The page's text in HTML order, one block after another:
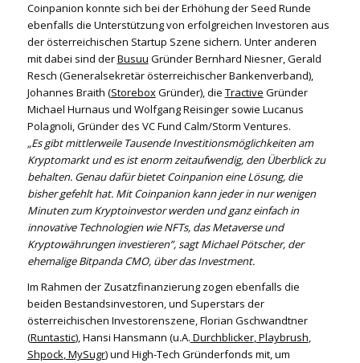
Coinpanion konnte sich bei der Erhöhung der Seed Runde
ebenfalls die Unterstützung von erfolgreichen Investoren aus
der österreichischen Startup Szene sichern. Unter anderen
mit dabei sind derBusuu Gründer Bernhard Niesner, Gerald
Resch (Generalsekretär österreichischer Bankenverband),
Johannes Braith (StoreboxGründer), die Tractive Gründer
Michael Hurnaus und Wolfgang Reisinger sowie Lucanus
Polagnoli, Gründer des VC Fund Calm/Storm Ventures.
„Es gibt mittlerweile Tausende Investitionsmöglichkeiten am
Kryptomarkt und es ist enorm zeitaufwendig, den Überblick zu
behalten. Genau dafür bietet Coinpanion eine Lösung, die
bisher gefehlt hat. Mit Coinpanion kann jeder in nur wenigen
Minuten zum Kryptoinvestor werden und ganz einfach in
innovative Technologien wie NFTs, das Metaverse und
Kryptowährungen investieren”, sagt Michael Pötscher, der
ehemalige Bitpanda CMO, über das Investment.
Im Rahmen der Zusatzfinanzierung zogen ebenfalls die
beiden Bestandsinvestoren, und Superstars der
österreichischen Investorenszene, Florian Gschwandtner
(Runtastic), Hansi Hansmann (u.A. Durchblicker,Playbrush,
Shpock,MySugr) und High-Tech Gründerfonds mit, um